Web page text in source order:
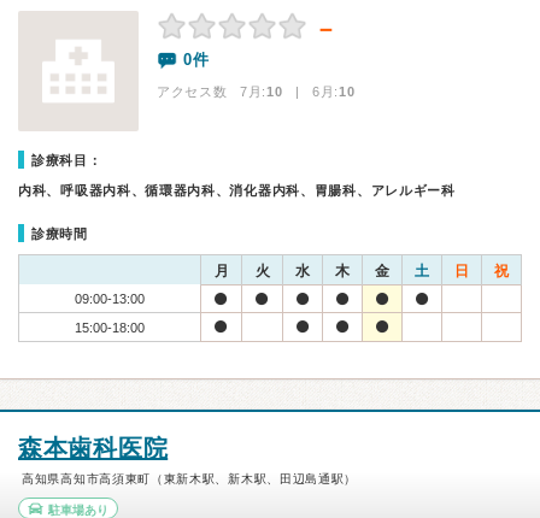
－
0件
アクセス数 7月:10 | 6月:10
診療科目：
内科、呼吸器内科、循環器内科、消化器内科、胃腸科、アレルギー科
診療時間
月 火 水 木 金 土 日 祝
09:00-13:00
15:00-18:00
森本歯科医院
高知県高知市高須東町（東新木駅、新木駅、田辺島通駅）
駐車場あり